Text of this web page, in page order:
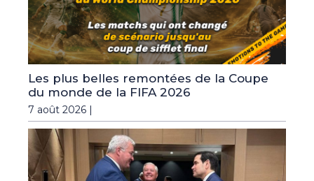
Les plus belles remontées de la Coupe
du monde de la FIFA 2026
7 août 2026 |